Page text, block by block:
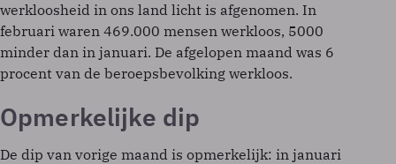
werkloosheid in ons land licht is afgenomen. In
februari waren 469.000 mensen werkloos, 5000
minder dan in januari. De afgelopen maand was 6
procent van de beroepsbevolking werkloos.
Opmerkelijke dip
De dip van vorige maand is opmerkelijk: in januari